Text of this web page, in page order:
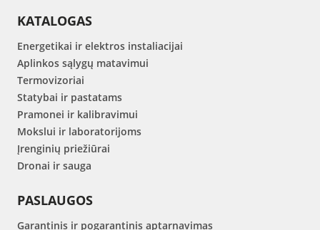
KATALOGAS
Energetikai ir elektros instaliacijai
Aplinkos sąlygų matavimui
Termovizoriai
Statybai ir pastatams
Pramonei ir kalibravimui
Mokslui ir laboratorijoms
Įrenginių priežiūrai
Dronai ir sauga
PASLAUGOS
Garantinis ir pogarantinis aptarnavimas